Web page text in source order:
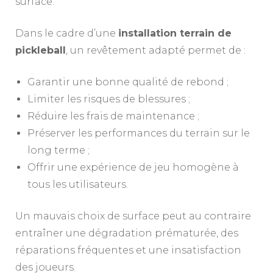
Dans le cadre d’une installation terrain de
pickleball , un revêtement adapté permet de :
Garantir une bonne qualité de rebond ;
Limiter les risques de blessures ;
Réduire les frais de maintenance ;
Préserver les performances du terrain sur le
long terme ;
Offrir une expérience de jeu homogène à
tous les utilisateurs.
Un mauvais choix de surface peut au contraire
entraîner une dégradation prématurée, des
réparations fréquentes et une insatisfaction
des joueurs.